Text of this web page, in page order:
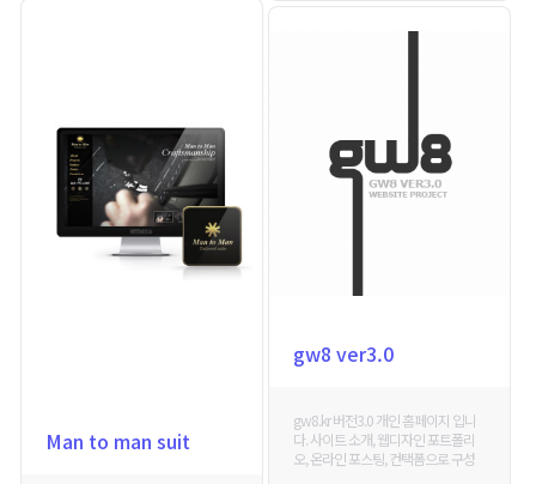
Man to man suit
gw8 ver3.0
gw8.kr 버전3.0 개인 홈페이지 입니
다. 사이트 소개, 웹디자인 포트폴리
오, 온라인 포스팅, 컨택폼으로 구성